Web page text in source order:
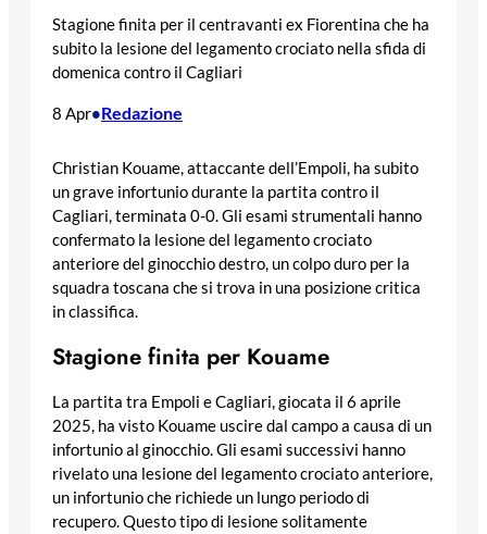
Stagione finita per il centravanti ex Fiorentina che ha
subito la lesione del legamento crociato nella sfida di
domenica contro il Cagliari
8 Apr•Redazione
Christian Kouame, attaccante dell’Empoli, ha subito
un grave infortunio durante la partita contro il
Cagliari, terminata 0-0. Gli esami strumentali hanno
confermato la lesione del legamento crociato
anteriore del ginocchio destro, un colpo duro per la
squadra toscana che si trova in una posizione critica
in classifica.
Stagione finita per Kouame
La partita tra Empoli e Cagliari, giocata il 6 aprile
2025, ha visto Kouame uscire dal campo a causa di un
infortunio al ginocchio. Gli esami successivi hanno
rivelato una lesione del legamento crociato anteriore,
un infortunio che richiede un lungo periodo di
recupero. Questo tipo di lesione solitamente